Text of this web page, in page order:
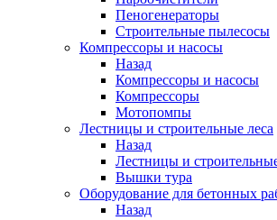
Пеногенераторы
Строительные пылесосы
Компрессоры и насосы
Назад
Компрессоры и насосы
Компрессоры
Мотопомпы
Лестницы и строительные леса
Назад
Лестницы и
Вышки тура
Оборудование для бетонных
Назад